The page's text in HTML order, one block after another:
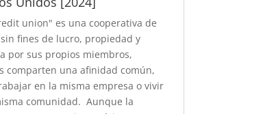
union" es una cooperativa de
fines de lucro, propiedad y
por sus propios miembros,
comparten una afinidad común,
en la misma empresa o vivir
comunidad. Aunque la